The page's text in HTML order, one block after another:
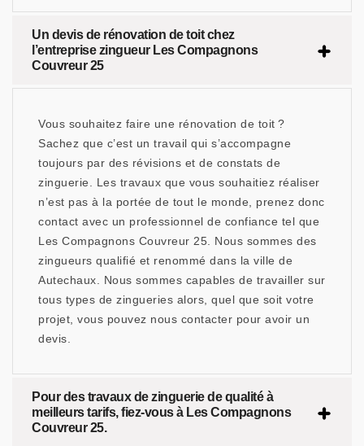
Un devis de rénovation de toit chez
l’entreprise zingueur Les Compagnons
Couvreur 25
Vous souhaitez faire une rénovation de toit ?
Sachez que c’est un travail qui s’accompagne
toujours par des révisions et de constats de
zinguerie. Les travaux que vous souhaitiez réaliser
n’est pas à la portée de tout le monde, prenez donc
contact avec un professionnel de confiance tel que
Les Compagnons Couvreur 25. Nous sommes des
zingueurs qualifié et renommé dans la ville de
Autechaux. Nous sommes capables de travailler sur
tous types de zingueries alors, quel que soit votre
projet, vous pouvez nous contacter pour avoir un
devis.
Pour des travaux de zinguerie de qualité à
meilleurs tarifs, fiez-vous à Les Compagnons
Couvreur 25.